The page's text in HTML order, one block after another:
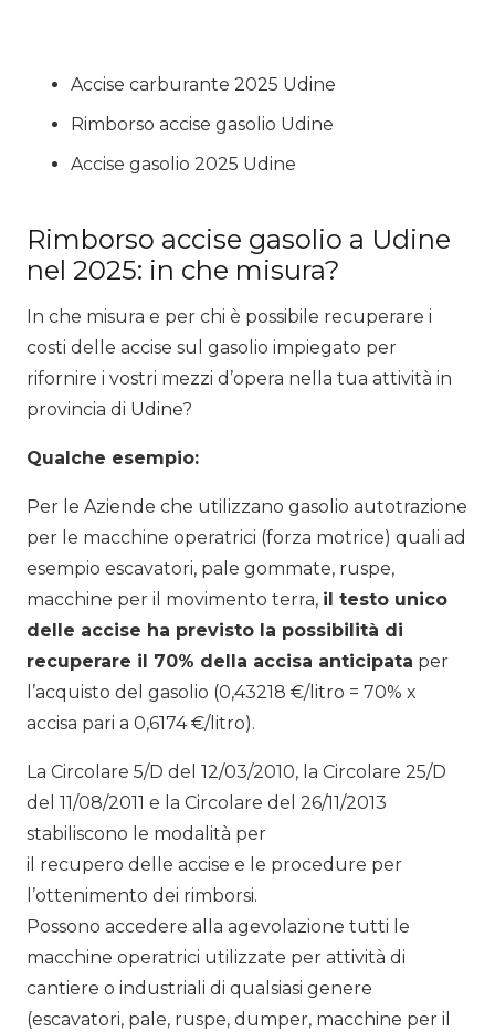
Accise carburante 2025 Udine
Rimborso accise gasolio Udine
Accise gasolio 2025 Udine
Rimborso accise gasolio a Udine
nel 2025: in che misura?
In che misura e per chi è possibile recuperare i
costi delle accise sul gasolio impiegato per
rifornire i vostri mezzi d’opera nella tua attività in
provincia di Udine?
Qualche esempio:
Per le Aziende che utilizzano gasolio autotrazione
per le macchine operatrici (forza motrice) quali ad
esempio escavatori, pale gommate, ruspe,
macchine per il movimento terra, il testo unico
delle accise ha previsto la possibilità di
recuperare il 70% della accisa anticipata per
l’acquisto del gasolio (0,43218 €/litro = 70% x
accisa pari a 0,6174 €/litro).
La Circolare 5/D del 12/03/2010, la Circolare 25/D
del 11/08/2011 e la Circolare del 26/11/2013
stabiliscono le modalità per
il recupero delle accise e le procedure per
l’ottenimento dei rimborsi.
Possono accedere alla agevolazione tutti le
macchine operatrici utilizzate per attività di
cantiere o industriali di qualsiasi genere
(escavatori, pale, ruspe, dumper, macchine per il